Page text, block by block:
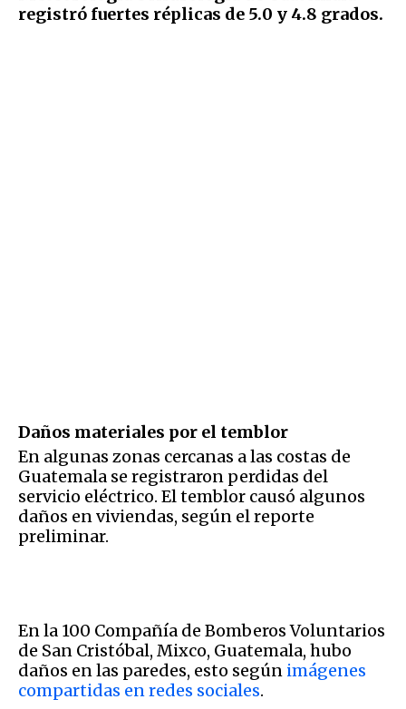
registró fuertes réplicas de 5.0 y 4.8 grados.
Daños materiales por el temblor
En algunas zonas cercanas a las costas de
Guatemala se registraron perdidas del
servicio eléctrico. El temblor causó algunos
daños en viviendas, según el reporte
preliminar.
En la 100 Compañía de Bomberos Voluntarios
de San Cristóbal, Mixco, Guatemala, hubo
daños en las paredes, esto según imágenes
compartidas en redes sociales.